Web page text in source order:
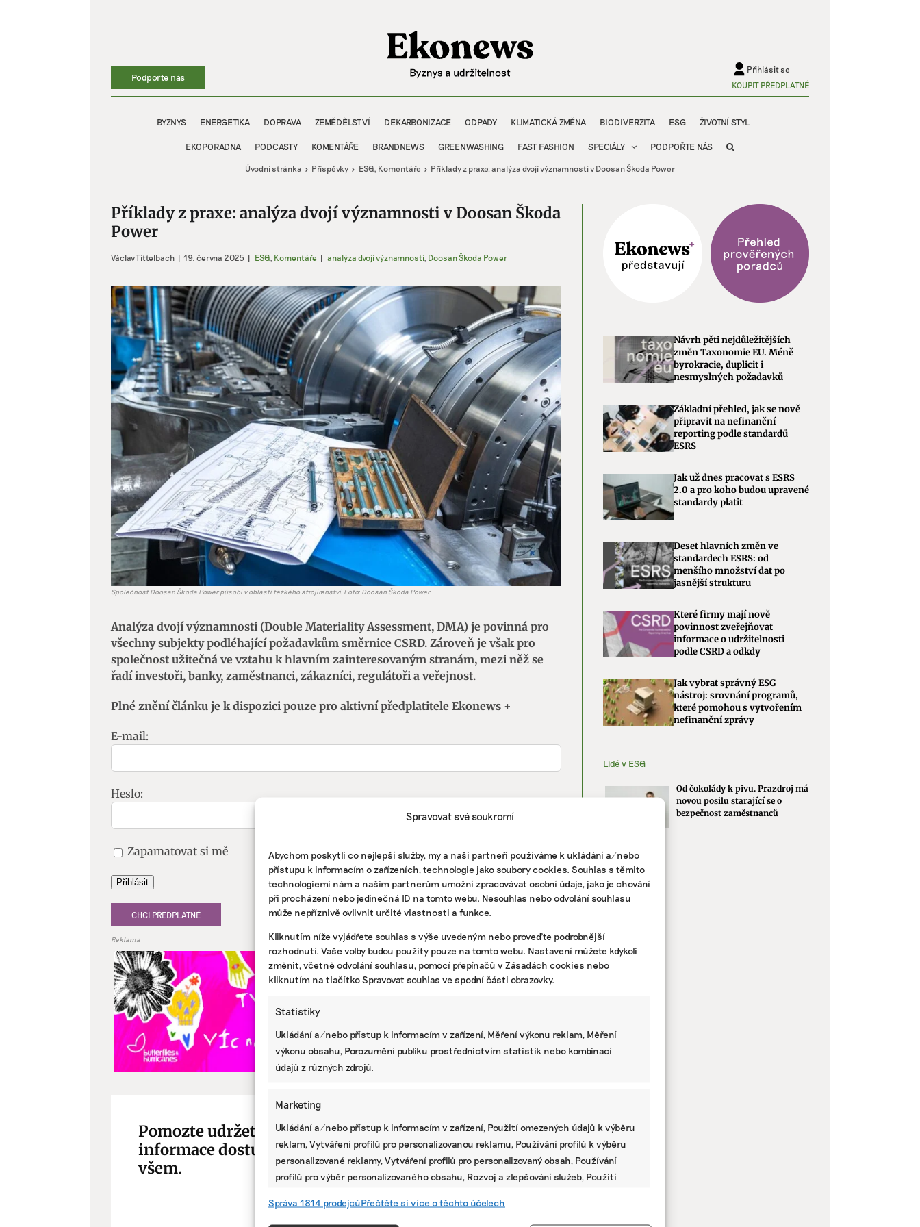
Spravovat své soukromí
Abychom poskytli co nejlepší služby, my a naši partneři používáme k ukládání a/nebo
přístupu k informacím o zařízeních, technologie jako soubory cookies. Souhlas s těmito
technologiemi nám a našim partnerům umožní zpracovávat osobní údaje, jako je chování
při procházení nebo jedinečná ID na tomto webu. Nesouhlas nebo odvolání souhlasu
může nepříznivě ovlivnit určité vlastnosti a funkce.
Kliknutím níže vyjádřete souhlas s výše uvedeným nebo proveďte podrobnější
rozhodnutí. Vaše volby budou použity pouze na tomto webu. Nastavení můžete kdykoli
změnit, včetně odvolání souhlasu, pomocí přepínačů v Zásadách cookies nebo
kliknutím na tlačítko Spravovat souhlas ve spodní části obrazovky.
Statistiky
Ukládání a/nebo přístup k informacím v zařízení, Měření výkonu reklam, Měření
výkonu obsahu, Porozumění publiku prostřednictvím statistik nebo kombinací
údajů z různých zdrojů.
Marketing
Ukládání a/nebo přístup k informacím v zařízení, Použití omezených údajů k výběru
reklam, Vytváření profilů pro personalizovanou reklamu, Používání profilů k výběru
personalizované reklamy, Vytváření profilů pro personalizovaný obsah, Používání
profilů pro výběr personalizovaného obsahu, Rozvoj a zlepšování služeb, Použití
Správa 1814 prodejcůPřečtěte si více o těchto účelech
Podpořte nás
Přihlásit se
KOUPIT PŘEDPLATNÉ
BYZNYS ENERGETIKA DOPRAVA ZEMĚDĚLSTVÍ DEKARBONIZACE ODPADY KLIMATICKÁ ZMĚNA BIODIVERZITA ESG ŽIVOTNÍ STYL
EKOPORADNA PODCASTY KOMENTÁŘE BRANDNEWS GREENWASHING FAST FASHION SPECIÁLY PODPOŘTE NÁS
Úvodní stránka Příspěvky ESG Komentáře Příklady z praxe: analýza dvojí významnosti v Doosan Škoda Power
Příklady z praxe: analýza dvojí významnosti v Doosan Škoda
Power
Václav Tittelbach | 19. června 2025 | ESG, Komentáře | analýza dvojí významnosti, Doosan Škoda Power
Zobrazit
větší
obrázek
Společnost Doosan Škoda Power působí v oblasti těžkého strojírenství. Foto: Doosan Škoda Power
Analýza dvojí významnosti (Double Materiality Assessment, DMA) je povinná pro
všechny subjekty podléhající požadavkům směrnice CSRD. Zároveň je však pro
společnost užitečná ve vztahu k hlavním zainteresovaným stranám, mezi něž se
řadí investoři, banky, zaměstnanci, zákazníci, regulátoři a veřejnost.
Plné znění článku je k dispozici pouze pro aktivní předplatitele Ekonews +
E-mail:
Heslo:
Zapamatovat si mě
Přihlásit
CHCI PŘEDPLATNÉ
Reklama
Pomozte udržet důležité
informace dostupné
všem.
Návrh pěti nejdůležitějších
změn Taxonomie EU. Méně
byrokracie, duplicit i
nesmyslných požadavků
Základní přehled, jak se nově
připravit na nefinanční
reporting podle standardů
ESRS
Jak už dnes pracovat s ESRS
2.0 a pro koho budou upravené
standardy platit
Deset hlavních změn ve
standardech ESRS: od
menšího množství dat po
jasnější strukturu
Které firmy mají nově
povinnost zveřejňovat
informace o udržitelnosti
podle CSRD a odkdy
Jak vybrat správný ESG
nástroj: srovnání programů,
které pomohou s vytvořením
nefinanční zprávy
Lidé v ESG
Od čokolády k pivu. Prazdroj má
novou posilu starající se o
bezpečnost zaměstnanců